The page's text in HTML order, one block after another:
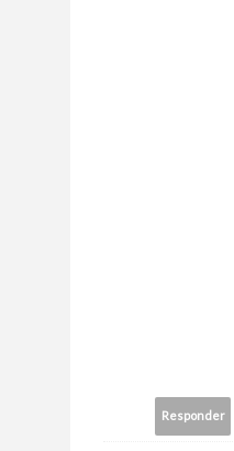
Responder